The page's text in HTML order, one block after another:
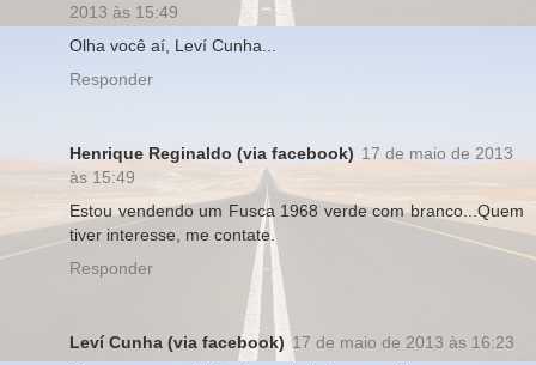
2013 às 15:49
Olha você aí, Leví Cunha...
Responder
Henrique Reginaldo (via facebook) 17 de maio de 2013
às 15:49
Estou vendendo um Fusca 1968 verde com branco...Quem
tiver interesse, me contate.
Responder
Leví Cunha (via facebook) 17 de maio de 2013 às 16:23